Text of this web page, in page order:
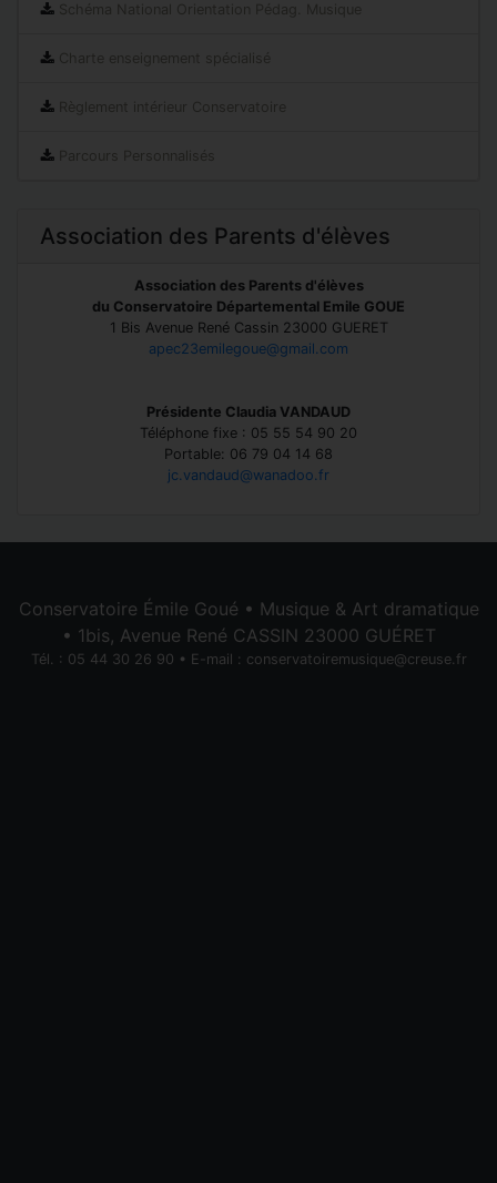
Schéma National Orientation Pédag. Musique
Charte enseignement spécialisé
Règlement intérieur Conservatoire
Parcours Personnalisés
Association des Parents d'élèves
Association des Parents d'élèves
du Conservatoire Départemental Emile GOUE
1 Bis Avenue René Cassin 23000 GUERET
apec23emilegoue@gmail.com
Présidente Claudia VANDAUD
Téléphone fixe : 05 55 54 90 20
Portable: 06 79 04 14 68
jc.vandaud@wanadoo.fr
Conservatoire Émile Goué • Musique & Art dramatique
• 1bis, Avenue René CASSIN 23000 GUÉRET
Tél. : 05 44 30 26 90 • E-mail : conservatoiremusique@creuse.fr